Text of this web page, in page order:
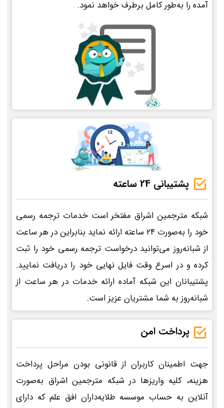
آمده را به‌طور کامل برطرف خواهد نمود.
پشتیبانی 24 ساعته
شبکه مترجمین اشراق مفتخر است خدمات ترجمه رسمی
خود را به‌صورت 24 ساعته ارائه نماید بنابراین در هر ساعت
از شبانه‌روز می‌توانید درخواست ترجمه رسمی خود را ثبت
کرده و در اسرع وقت فایل نهایی خود را دریافت نمایید.
پشتیبانان این شبکه آماده ارائه خدمات در هر ساعت از
شبانه‌روز به شما مشتریان عزیز است.
پرداخت امن
جهت اطمینان کاربران از قانونی بودن مراحل پرداخت
هزینه، کلیه واریزها در شبکه مترجمین اشراق به‌صورت
آنلاین به حساب موسسه طلایه‌داران افق علم که دارای